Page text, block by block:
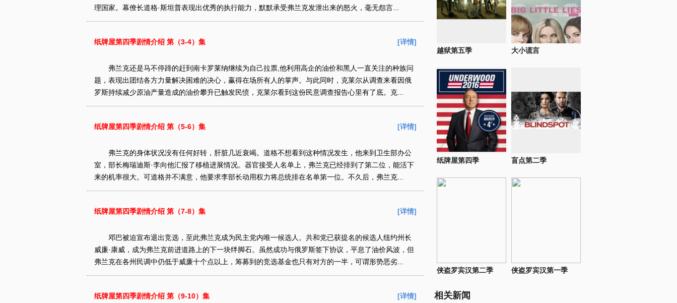
理国家。幕僚长道格·斯坦普表现出优秀的执行能力，默默承受弗兰克发泄出来的怒火，毫无怨言...
纸牌屋第四季剧情介绍 第（3-4）集 [详情]
弗兰克还是马不停蹄的赶到南卡罗莱纳继续为自己拉票,他利用高企的油价和黑人一直关注的种族问
题，表现出团结各方力量解决困难的决心，赢得在场所有人的掌声。与此同时，克莱尔从调查来看因俄
罗斯持续减少原油产量造成的油价攀升已触发民愤，克莱尔看到这份民意调查报告心里有了底。克...
纸牌屋第四季剧情介绍 第（5-6）集 [详情]
弗兰克的身体状况没有任何好转，肝脏几近衰竭。道格不想看到这种情况发生，他来到卫生部办公
室，部长梅瑞迪斯·李向他汇报了移植进展情况。器官接受人名单上，弗兰克已经排到了第二位，能活下
来的机率很大。可道格并不满意，他要求李部长动用权力将总统排在名单第一位。不久后，弗兰克...
纸牌屋第四季剧情介绍 第（7-8）集 [详情]
邓巴被迫宣布退出竞选，至此弗兰克成为民主党内唯一候选人。共和党已获提名的候选人纽约州长
威廉·康威，成为弗兰克前进道路上的下一块绊脚石。虽然成功与俄罗斯签下协议，平息了油价风波，但
弗兰克在各州民调中仍低于威廉十个点以上，筹募到的竞选基金也只有对方的一半，可谓形势恶劣...
纸牌屋第四季剧情介绍 第（9-10）集 [详情]
越狱第五季 大小谎言
纸牌屋第四季 盲点第二季
侠盗罗宾汉第二季 侠盗罗宾汉第一季
相关新闻